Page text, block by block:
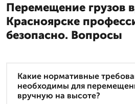
Перемещение грузов
Красноярске
безопасно. Вопросы
Какие нормативные
необходимы для
вручную на высоте?